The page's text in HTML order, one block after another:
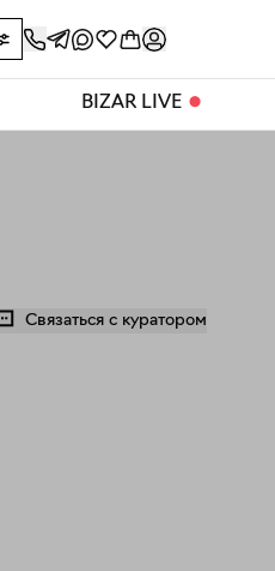
BIZAR LIVE ⬤
Связаться с куратором